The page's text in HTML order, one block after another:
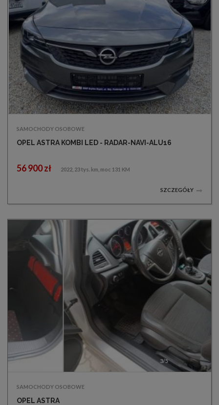
SAMOCHODY OSOBOWE
OPEL ASTRA KOMBI LED - RADAR-NAVI-ALU16
56 900 zł 2022, 23 tys. km, moc 131 KM
SZCZEGÓŁY
3/5
SAMOCHODY OSOBOWE
OPEL ASTRA